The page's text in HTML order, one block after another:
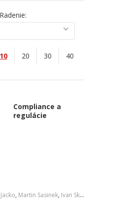
Radenie:
10 20 30 40
Compliance a
regulácie
, Martin Sasinek, Ivan Skaloš